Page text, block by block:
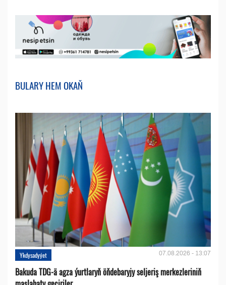
BULARY HEM OKAŇ
Ykdysadyýet 07.08.2026 - 13:07
Bakuda TDG-ä agza ýurtlaryň öňdebaryjy seljeriş merkezleriniň